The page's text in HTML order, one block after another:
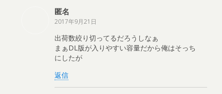
匿名
2017年9月21日
出荷数絞り切ってるだろうしなぁ
まぁDL版が入りやすい容量だから俺はそっち
にしたが
返信